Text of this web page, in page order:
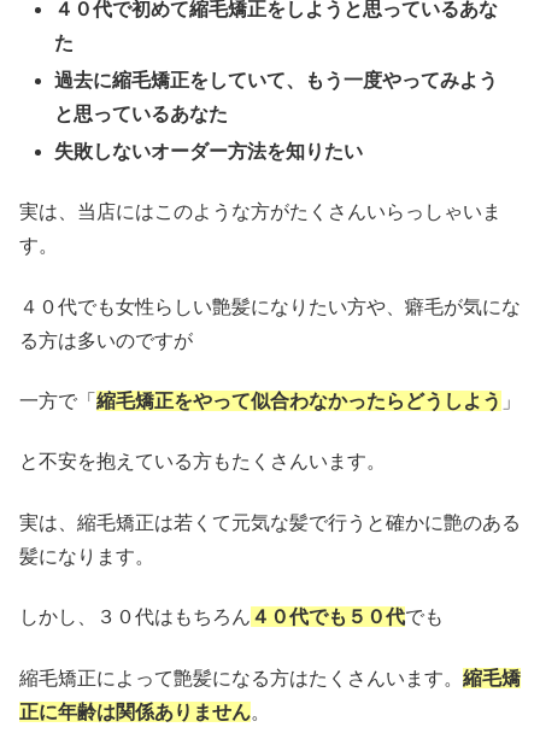
４０代で初めて縮毛矯正をしようと思っているあな
た
過去に縮毛矯正をしていて、
もう一度やってみよう
と思っているあなた
失敗しないオーダー方法を知りたい
実は、当店にはこのような方がたくさんいらっしゃいま
す。
４０代でも女性らしい艶髪になりたい方や、 癖毛が気にな
る方は多いのですが
一方で「 縮毛矯正をやって似合わなかったらどうしよう 」
と不安を抱えている方もたくさんいます。
実は、縮毛矯正は若くて元気な髪で行うと確かに艶のある
髪になります。
しかし、３０代はもちろん ４０代でも５０代でも
縮毛矯正によって艶髪になる方はたくさんい ます。 縮毛矯
正に年齢は関係ありません。